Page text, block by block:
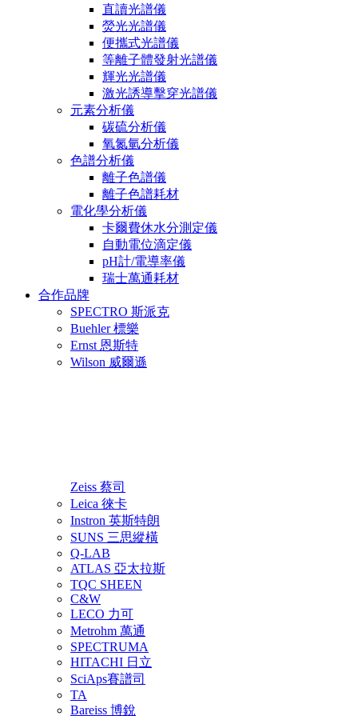
直讀光譜儀
熒光光譜儀
便攜式光譜儀
等離子體發射光譜儀
輝光光譜儀
激光誘導擊穿光譜儀
元素分析儀
碳硫分析儀
氧氮氫分析儀
色譜分析儀
離子色譜儀
離子色譜耗材
電化學分析儀
卡爾費休水分測定儀
自動電位滴定儀
pH計/電導率儀
瑞士萬通耗材
合作品牌
SPECTRO 斯派克
Buehler 標樂
Ernst 恩斯特
Wilson 威爾遜
Zeiss 蔡司
Leica 徠卡
Instron 英斯特朗
SUNS 三思縱橫
Q-LAB
ATLAS 亞太拉斯
TQC SHEEN
C&W
LECO 力可
Metrohm 萬通
SPECTRUMA
HITACHI 日立
SciAps賽譜司
TA
Bareiss 博銳